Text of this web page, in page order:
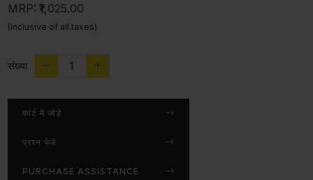
MRP: ₹1,025.00
(Inclusive of all taxes)
संख्या
कार्ट में जोड़ें
प्रश्न भेजें
PURCHASE ASSISTANCE